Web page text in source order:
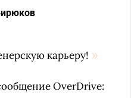
карьеру!
OverDrive: